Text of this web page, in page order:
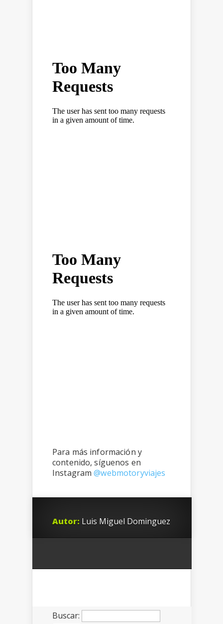
Para más información y
contenido, síguenos en
Instagram@webmotoryviajes
Autor: Luis Miguel Dominguez
Buscar: